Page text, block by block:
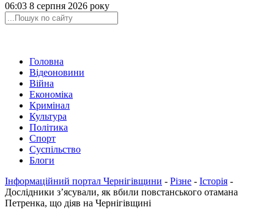
06:03 8 серпня 2026 року
Головна
Відеоновини
Війна
Економіка
Кримінал
Культура
Політика
Спорт
Суспільство
Блоги
Інформаційний портал Чернігівщини - Різне - Історія -
Дослідники з’ясували, як вбили повстанського отамана
Петренка, що діяв на Чернігівщині